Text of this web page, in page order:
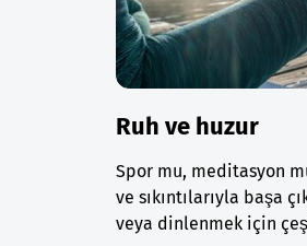
Ruh ve huzur
Spor mu, meditasyon
ve sıkıntılarıyla başa
veya dinlenmek için